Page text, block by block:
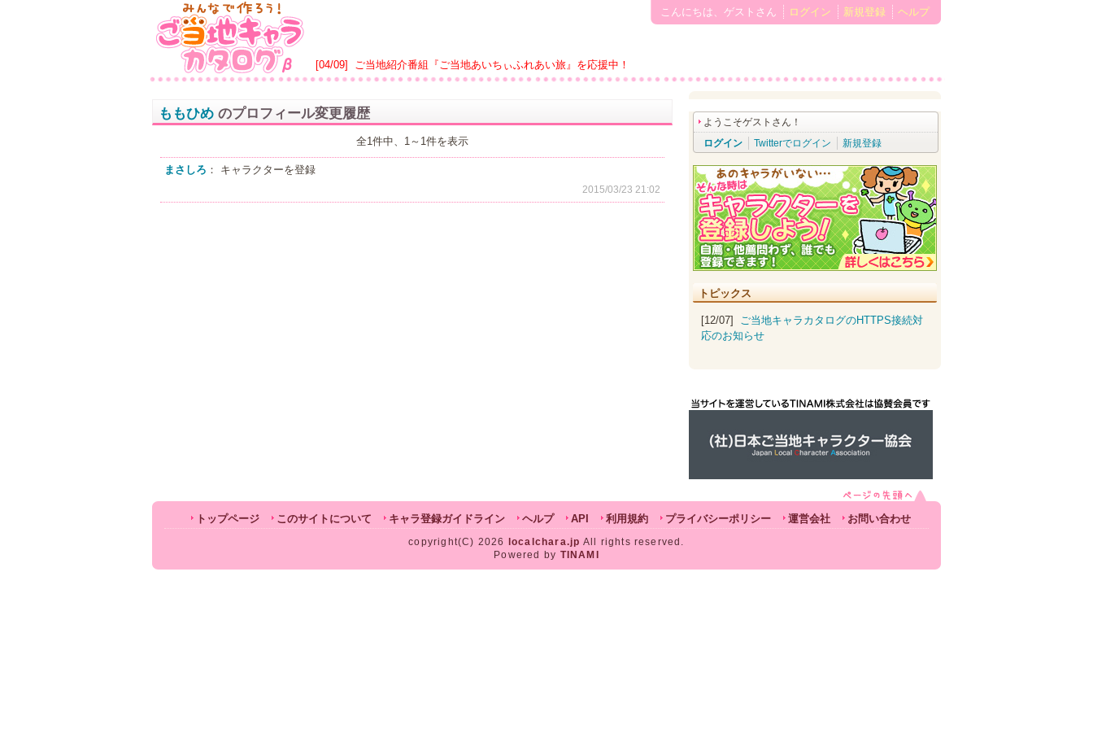
[04/09] ご当地紹介番組『ご当地あいちぃふれあい旅』を応援中！
こんにちは、ゲストさん ログイン 新規登録 ヘルプ
ももひめ のプロフィール変更履歴
全1件中、1～1件を表示
まさしろ ： キャラクターを登録
2015/03/23 21:02
ようこそゲストさん！
ログイン
Twitterでログイン 新規登録
トピックス
[12/07] ご当地キャラカタログのHTTPS接続対
応のお知らせ
トップページ このサイトについて キャラ登録ガイドライン ヘルプ API 利用規約 プライバシーポリシー 運営会社 お問い合わせ
copyright(C) 2026 localchara.jp All rights reserved.
Powered by TINAMI